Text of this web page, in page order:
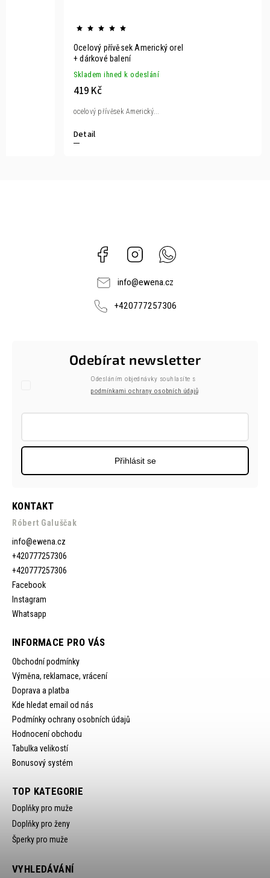
Ocelový přívěsek Americký orel
+ dárkové balení
Skladem ihned k odeslání
419 Kč
Detail
ocelový přívěsek Americký...
Facebook Instagram
info@ewena.cz
+420777257306
KONTAKT
Róbert Galuščak
info@ewena.cz
+420777257306
+420777257306
Facebook
Instagram
Whatsapp
INFORMACE PRO VÁS
Obchodní podmínky
Výměna, reklamace, vrácení
Doprava a platba
Kde hledat email od nás
Podmínky ochrany osobních údajů
Hodnocení obchodu
Tabulka velikostí
Bonusový systém
Odebírat newsletter
Odesláním objednávky souhlasíte s
podmínkami ochrany osobních údajů
Přihlásit se
TOP KATEGORIE
Doplňky pro muže
Doplňky pro ženy
Šperky pro muže
VYHLEDÁVÁNÍ